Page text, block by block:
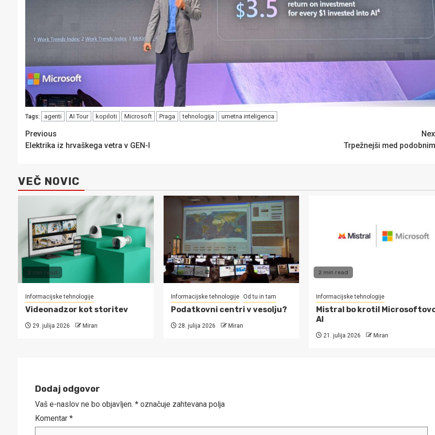
Tags: agenti AI Tour kopiloti Microsoft Praga tehnologija umetna inteligenca
Post
navigation
Previous
Elektrika iz hrvaškega vetra v GEN-I
Trpežnejši med
VEČ NOVIC
2 min read
Informacijske tehnologije
Videonadzor kot storitev
29. julija 2026 Miran
6 min read
Informacijske tehnologije Od tu in tam
Podatkovni centri v vesolju?
28. julija 2026 Miran
2 min read
Informacijske tehnologije
Mistral bo krotil
AI
21. julija 2026 Miran
Dodaj odgovor
Vaš e-naslov ne bo objavljen. * označuje zahtevana polja
Komentar *